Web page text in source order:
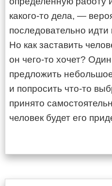
какого-то дела, —
последовательно идти
Но как заставить
он чего-то хочет?
предложить
и попросить что-то
принято
человек будет его